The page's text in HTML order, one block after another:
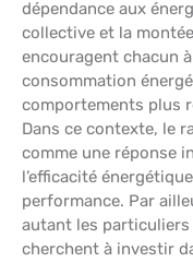
dépendance aux
collective et la
encouragent chacun
consommation
comportements plus
Dans ce contexte, le
comme une réponse
l’efficacité
performance. Par
autant les
cherchent à investir